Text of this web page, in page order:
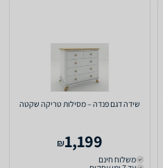
שידה דגם פנדה – מסילות טריקה שקטה
1,199
₪
משלוח חינם